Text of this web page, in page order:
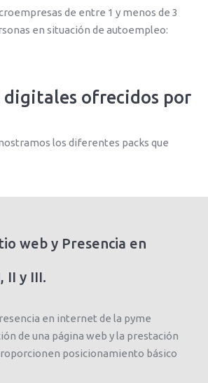
de entre 1 y menos de 3
en situación de autoempleo:
digitales ofrecidos por
los diferentes packs que
web y Presencia en
II y III.
en internet de la pyme
de una página web y la prestación
posicionamiento básico